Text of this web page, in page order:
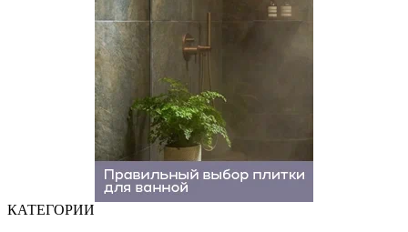
КАТЕГОРИИ